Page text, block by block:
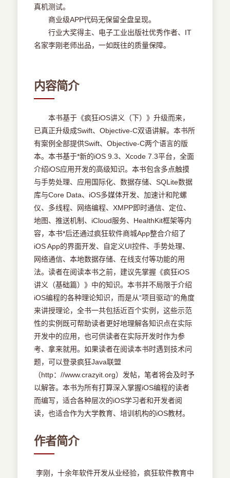
真机测试。
商业级APP代码无保留全盘呈现。
行业大奖得主、电子工业出版社优秀作者、IT
名家李刚老师出品，一如既往的质量保障。
内容简介
本书基于《疯狂iOS讲义（下）》升级而来，
已真正升级成Swift、Objective-C双语讲解。本书所
有案例全部提供Swift、Objective-C两个语言的版
本。本书基于*新的iOS 9.3、Xcode 7.3平台，全面
介绍iOS应用开发的高级知识。本书包含多点触摸
与手势处理、应用国际化、数据存储、SQLite数据
库与Core Data、iOS多媒体开发、加速计和陀螺
仪、多线程、网络编程、XMPP即时通信、定位、
地图、推送机制、iCloud服务、HealthKit框架等内
容，本书*后还通过疯狂软件商城App整合介绍了
iOS App的界面开发、自定义UI控件、手势处理、
网络通信、本地数据存储、在线支付等功能的用
法。读者在阅读本书之前，建议先掌握《疯狂iOS
讲义（基础篇）》中的知识。本书并不局限于介绍
iOS编程的各种理论知识，而是从“项目驱动”的角度
来讲授理论，全书一共包括近百个实例，这些示范
性的实例既可帮助读者更好地理解各知识点在实际
开发中的应用，也可供读者在实际开发时作为参
考、拿来就用。如果读者在阅读本书时遇到技术问
题，可以登录疯狂Java联盟
（http：//www.crazyit.org）发帖，笔者将会及时予
以解答。本书为所有打算深入掌握iOS编程的读者
而编写，适合各种层次的iOS学习者和开发者阅
读，也适合作为大学教育、培训机构的iOS教材。
作者简介
‍‍ 李刚，十余年软件开发从业经验，疯狂软件教育中